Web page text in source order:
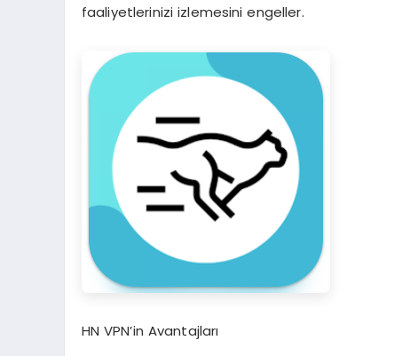
faaliyetlerinizi izlemesini engeller.
HN VPN’in Avantajları